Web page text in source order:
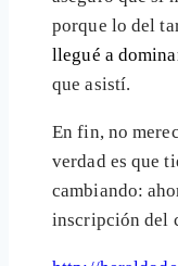
porque lo del
llegué a
que asistí.
En fin, no
verdad es que
cambiando:
inscripción del